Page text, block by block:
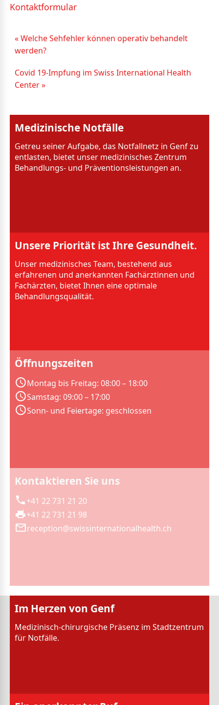
Kontaktformular
« Welche Sehfehler können operativ behandelt
werden?
Covid 19-Impfung im Swiss International Health
Center »
Medizinische Notfälle
Getreu seiner Aufgabe, das Notfallnetz in Genf zu
entlasten, bietet unser medizinisches Zentrum
Behandlungs- und Präventionsleistungen an.
Unsere Priorität ist Ihre Gesundheit.
Unser medizinisches Team, bestehend aus
erfahrenen und anerkannten Fachärztinnen und
Fachärzten, bietet Ihnen eine optimale
Behandlungsqualität.
Öffnungszeiten
Montag bis Freitag: 08:00 – 18:00
Samstag: 09:00 – 17:00
Sonn- und Feiertage: geschlossen
Kontaktieren Sie uns
+41 22 731 21 20
+41 22 731 21 98
reception@swissinternationalhealth.ch
Im Herzen von Genf
Medizinisch-chirurgische Präsenz im Stadtzentrum
für Notfälle.